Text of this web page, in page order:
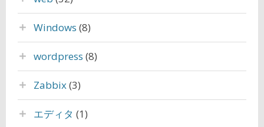
Windows (8)
wordpress (8)
Zabbix(3)
エディタ (1)